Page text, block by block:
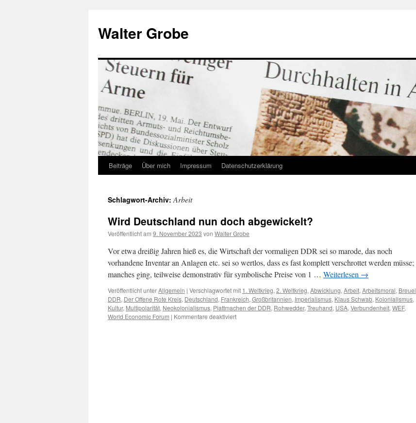
springen
Walter Grobe
Beiträge Über mich Impressum Datenschutzerklärung
Schlagwort-Archiv:Arbeit
Wird Deutschland nun doch abgewickelt?
Veröffentlicht am 9. November 2023 von Walter Grobe
Vor etwa dreißig Jahren hieß es, die Wirtschaft der vormaligen DDR sei so marode, das noch
vorhandene Inventar an Anlagen etc. sei so wertlos, dass es fast komplett verschrottet werden müsse;
manches ging, teilweise demonstrativ für symbolische Preise von 1 … Weiterlesen →
Veröffentlicht unterAllgemein | Verschlagwortet mit 1. Weltkrieg, 2. Weltkrieg, Abwicklung, Arbeit, Arbeitsmoral, Breuel
DDR, Der Offene Rote Kreis, Deutschland, Frankreich, Großbritannien, Imperialismus, Klaus Schwab, Kolonialismus,
Kultur, Multipolarität, Neokolonialismus, Plattmachen der DDR, Rohwedder, Treuhand, USA, Verbundenheit, WEF,
World Economic Forum | Kommentare deaktiviertfür